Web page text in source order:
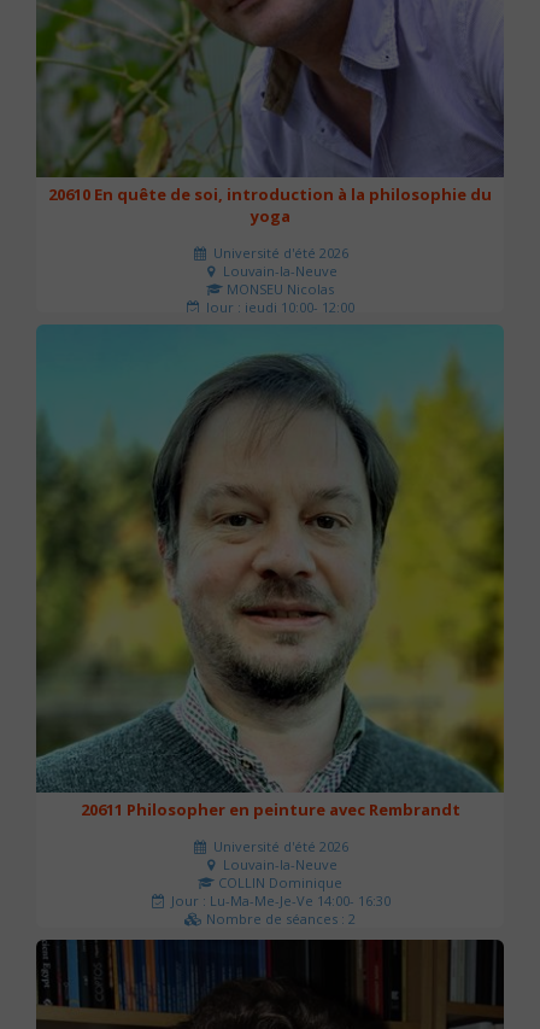
20610 En quête de soi, introduction à la philosophie du
yoga
Université d'été 2026
Louvain-la-Neuve
MONSEU Nicolas
Jour : jeudi 10:00- 12:00
Nombre de séances : 1
20611 Philosopher en peinture avec Rembrandt
Université d'été 2026
Louvain-la-Neuve
COLLIN Dominique
Jour : Lu-Ma-Me-Je-Ve 14:00- 16:30
Nombre de séances : 2
51 €